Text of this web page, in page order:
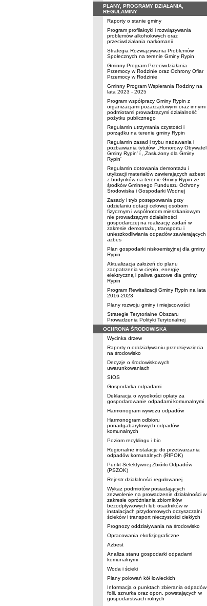
PLANY, PROGRAMY DZIAŁANIA,
REGULAMINY
Raporty o stanie gminy
Program profilaktyki i rozwiązywania
problemów alkoholowych oraz
przeciwdziałania narkomanii
Strategia Rozwiązywania Problemów
Społecznych na terenie Gminy Rypin
Gminny Program Przeciwdziałania
Przemocy w Rodzinie oraz Ochrony Ofiar
Przemocy w Rodzinie
Gminny Program Wspierania Rodziny na
lata 2023 - 2025
Program współpracy Gminy Rypin z
organizacjami pozarządowymi oraz innymi
podmiotami prowadzącymi działalność
pożytku publicznego
Regulamin utrzymania czystości i
porządku na terenie gminy Rypin
Regulamin zasad i trybu nadawania i
pozbawiania tytułów ,,Honorowy Obywatel
Gminy Rypin' i ,,Zasłużony dla Gminy
Rypin'
Regulamin dotowania demontażu i
utylizacji materiałów zawierających azbest
z budynków na terenie Gminy Rypin ze
środków Gminnego Funduszu Ochrony
Środowiska i Gospodarki Wodnej
Zasady i tryb postępowania przy
udzielaniu dotacji celowej osobom
fizycznym i wspólnotom mieszkaniowym
nie prowadzącym działalności
gospodarczej na realizację zadań w
zakresie demontażu, transportu i
unieszkodliwiania odpadów zawierających
azbes
Plan gospodarki niskoemisyjnej dla gminy
Rypin
Aktualizacja założeń do planu
zaopatrzenia w ciepło, energię
elektryczną i paliwa gazowe dla gminy
Rypin
Program Rewitalizacji Gminy Rypin na lata
2016-2023
Plany rozwoju gminy i miejscowości
Strategie Terytorialne Obszaru
Prowadzenia Polityki Terytorialnej
OCHRONA ŚRODOWISKA
Wycinka drzew
Raporty o oddziaływaniu przedsięwzięcia
na środowisko
Decyzje o środowiskowych
uwarunkowaniach
SIOS
Gospodarka odpadami
Deklaracja o wysokości opłaty za
gospodarowanie odpadami komunalnymi
Harmonogram wywozu odpadów
Harmonogram odbioru
ponadgabarytowych odpadów
komunalnych
Poziom recyklingu i bio
Regionalne instalacje do przetwarzania
odpadów komunalnych (RIPOK)
Punkt Selektywnej Zbiórki Odpadów
(PSZOK)
Rejestr działalności regulowanej
Wykaz podmiotów posiadających
zezwolenie na prowadzenie działalności w
zakresie opróżniania zbiorników
bezodpływowych lub osadników w
instalacjach przydomowych oczyszczalni
ścieków i transport nieczystości ciekłych
Prognozy oddziaływania na środowisko
Opracowania ekofizjograficzne
Azbest
Analiza stanu gospodarki odpadami
komunalnymi
Woda i ścieki
Plany polowań kół łowieckich
Informacja o punktach zbierania odpadów
folii, sznurka oraz opon, powstających w
gospodarstwach rolnych